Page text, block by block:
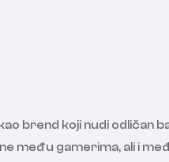
brend koji nudi odličan
među gamerima, ali i